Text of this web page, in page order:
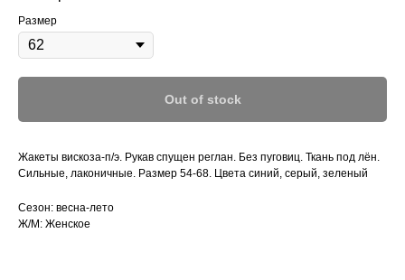
Размер
Out of stock
Жакеты вискоза-п/э. Рукав спущен реглан. Без пуговиц. Ткань под лён.
Сильные, лаконичные. Размер 54-68. Цвета синий, серый, зеленый
Сезон: весна-лето
Ж/М: Женское